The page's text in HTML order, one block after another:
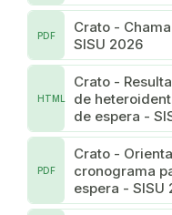
Crato -
SISU 2026
PDF
Crato -
de
de espera -
HTML
Crato -
cronograma
espera - SISU
PDF